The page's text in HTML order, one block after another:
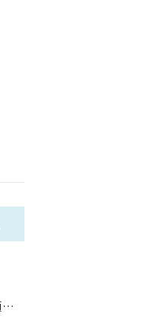
レクサスIS施工ご依頼ありがとうございます😉